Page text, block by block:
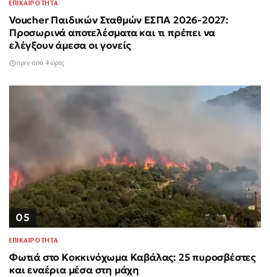
ΕΠΙΚΑΙΡΟΤΗΤΑ
Voucher Παιδικών Σταθμών ΕΣΠΑ 2026-2027:
Προσωρινά αποτελέσματα και τι πρέπει να
ελέγξουν άμεσα οι γονείς
πριν από 4 ώρες
05
ΕΠΙΚΑΙΡΟΤΗΤΑ
Φωτιά στο Κοκκινόχωμα Καβάλας: 25 πυροσβέστες
και εναέρια μέσα στη μάχη